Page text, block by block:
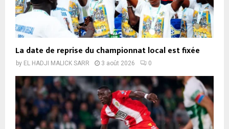
La date de reprise du championnat local est fixée
by EL HADJI MALICK SARR 3 août 2026 0